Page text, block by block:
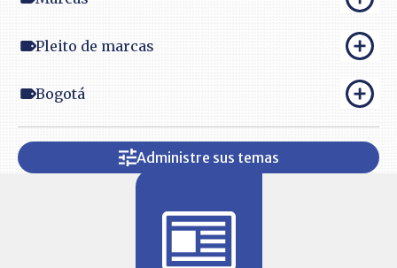
Pleito de marcas
Bogotá
Administre sus temas